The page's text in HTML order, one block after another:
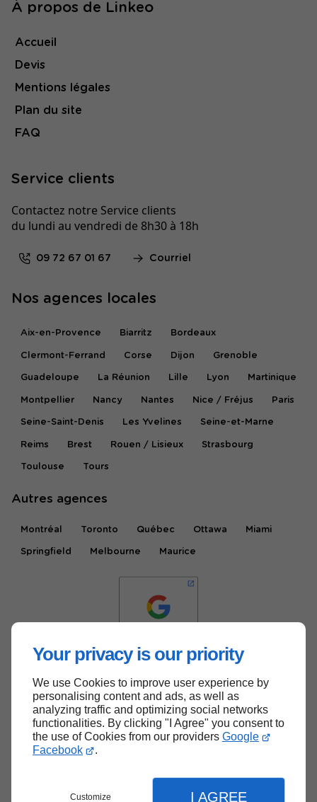
Your privacy is our priority
We use Cookies to improve user experience by
personalising content and ads, as well as
analyzing traffic and optimizing social networks
functionalities. By clicking "I Agree" you consent to
the use of Cookies from our providers Google
Facebook
.
Customize I AGREE
À propos de Linkeo
Accueil
Devis
Mentions légales
Plan du site
FAQ
Service clients
Contactez notre Service clients
du lundi au vendredi de 8h30 à 18h
09 72 67 01 67 Courriel
Nos agences locales
Aix-en-Provence Biarritz Bordeaux
Clermont-Ferrand Corse Dijon Grenoble
Guadeloupe La Réunion Lille Lyon Martinique
Montpellier Nancy Nantes Nice / Fréjus Paris
Seine-Saint-Denis Les Yvelines Seine-et-Marne
Reims Brest Rouen / Lisieux Strasbourg
Toulouse Tours
Autres agences
Montréal Toronto Québec Ottawa Miami
Springfield Melbourne Maurice
Haut de page